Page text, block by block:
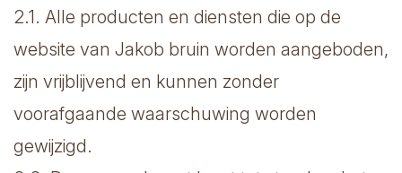
2.1. Alle producten en diensten die op de
website van Jakob bruin worden aangeboden,
zijn vrijblijvend en kunnen zonder
voorafgaande waarschuwing worden
gewijzigd.